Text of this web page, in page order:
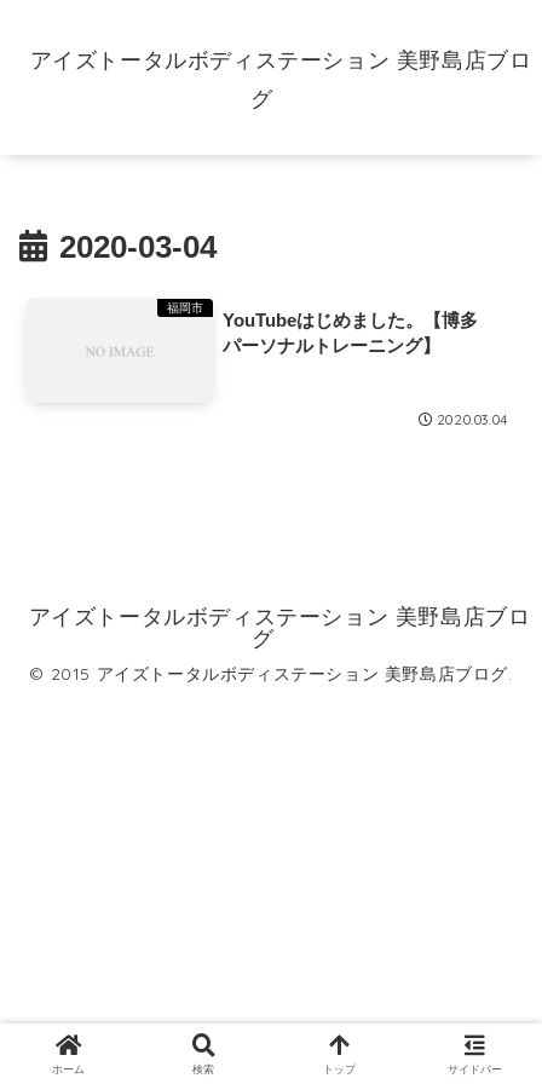
アイズトータルボディステーション 美野島店ブロ
グ
2020-03-04
福岡市
YouTubeはじめました。【博多
パーソナルトレーニング】
2020.03.04
アイズトータルボディステーション 美野島店ブロ
グ
© 2015 アイズトータルボディステーション 美野島店ブログ.
ホーム 検索 トップ サイドバー